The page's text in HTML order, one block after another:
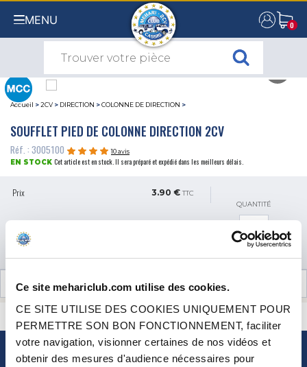
Ce site mehariclub.com utilise des cookies.
CE SITE UTILISE DES COOKIES UNIQUEMENT POUR
PERMETTRE SON BON FONCTIONNEMENT, faciliter
votre navigation, visionner certaines de nos vidéos et
obtenir des mesures d'audience nécessaires pour
MENU 0
0
Accueil >2CV > DIRECTION >COLONNE DE DIRECTION >
SOUFFLET PIED DE COLONNE DIRECTION 2CV
Réf. : 3005100
10 avis
EN STOCK Cet article est en stock. Il sera préparé et expédié dans les meilleurs délais.
Prix 3.90 € TTC
QUANTITÉ
AVIS CLIENTS (10)
CONTACTEZ-NOUS